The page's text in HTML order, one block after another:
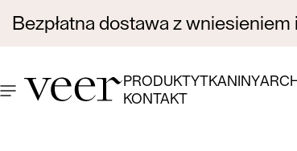
Bezpłatna dostawa z
PRODUKTYTKANINY
KONTAKT